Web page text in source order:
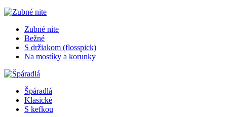
Zubné nite
Bežné
S držiakom (flosspick)
Na mostíky a korunky
Špáradlá
Klasické
S kefkou